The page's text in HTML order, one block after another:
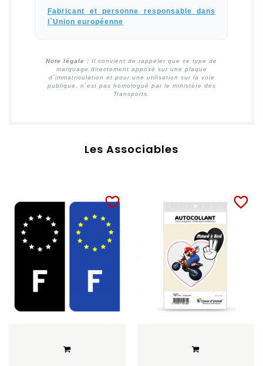
Fabricant et personne responsable dans
l`Union européenne
Note légale : Il convient de rappeler que ce type de
marquage directement apposé sur une plaque
d`immatriculation et pour une utilisation sur la voie
publique, n`est pas homologué par le ministère des
Transports.
Les Associables
favorite_border favorite_border